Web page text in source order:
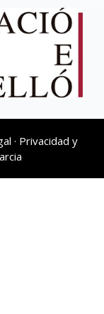
· Privacidad y